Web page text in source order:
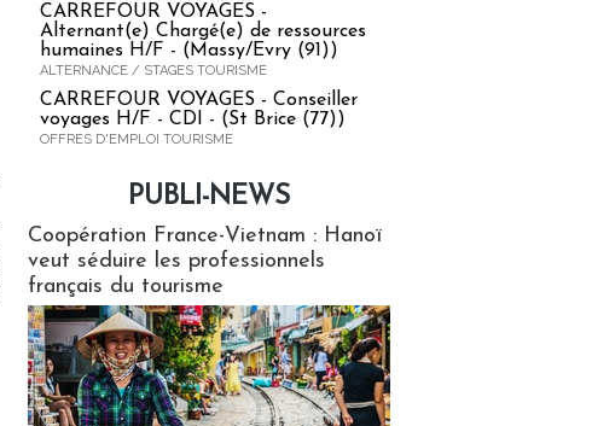
CARREFOUR VOYAGES -
Alternant(e) Chargé(e) de ressources
humaines H/F - (Massy/Evry (91))
ALTERNANCE / STAGES TOURISME
CARREFOUR VOYAGES - Conseiller
voyages H/F - CDI - (St Brice (77))
OFFRES D'EMPLOI TOURISME
PUBLI-NEWS
Coopération France-Vietnam : Hanoï
veut séduire les professionnels
français du tourisme